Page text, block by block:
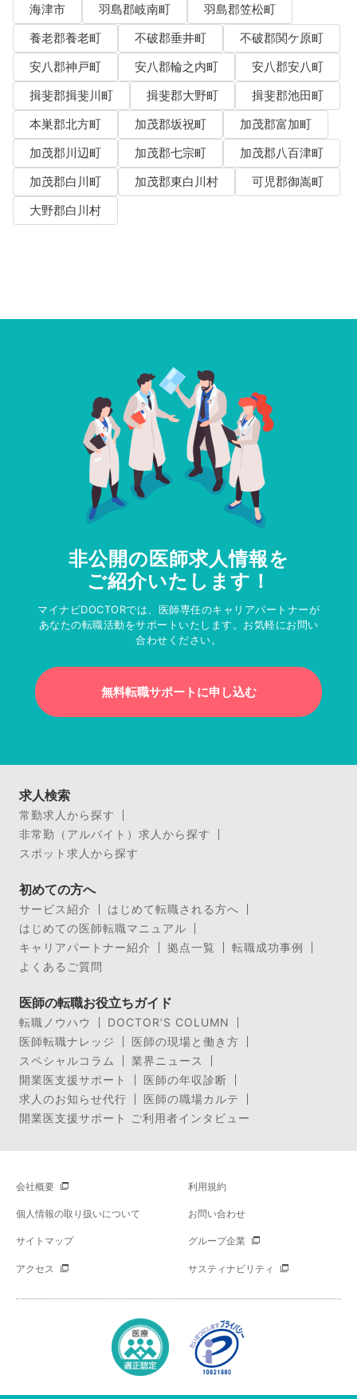
海津市
羽島郡岐南町
羽島郡笠松町
養老郡養老町
不破郡垂井町
不破郡関ケ原町
安八郡神戸町
安八郡輪之内町
安八郡安八町
揖斐郡揖斐川町
揖斐郡大野町
揖斐郡池田町
本巣郡北方町
加茂郡坂祝町
加茂郡富加町
加茂郡川辺町
加茂郡七宗町
加茂郡八百津町
加茂郡白川町
加茂郡東白川村
可児郡御嵩町
大野郡白川村
非公開の医師求人情報を
ご紹介いたします！
マイナビDOCTORでは、医師専任のキャリアパートナーが
あなたの転職活動をサポートいたします。お気軽にお問い
合わせください。
無料転職サポートに申し込む
求人検索
常勤求人から探す
非常勤（アルバイト）求人から探す
スポット求人から探す
初めての方へ
サービス紹介
はじめて転職される方へ
はじめての医師転職マニュアル
キャリアパートナー紹介
拠点一覧
転職成功事例
よくあるご質問
医師の転職お役立ちガイド
転職ノウハウ
DOCTOR’S COLUMN
医師転職ナレッジ
医師の現場と働き方
スペシャルコラム
業界ニュース
開業医支援サポート
医師の年収診断
求人のお知らせ代行
医師の職場カルテ
開業医支援サポート ご利用者インタビュー
会社概要 利用規約
個人情報の取り扱いについて お問い合わせ
サイトマップ グループ企業
アクセス サスティナビリティ